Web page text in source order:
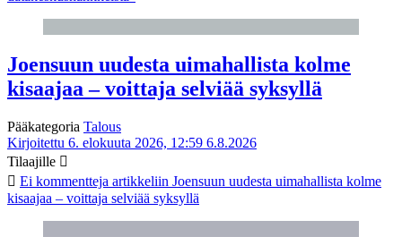
Joensuun uudesta uimahallista kolme
kisaajaa – voittaja selviää syksyllä
Pääkategoria Talous
Kirjoitettu 6. elokuuta 2026, 12:59 6.8.2026
Tilaajille
Ei kommentteja artikkeliin Joensuun uudesta uimahallista kolme
kisaajaa – voittaja selviää syksyllä